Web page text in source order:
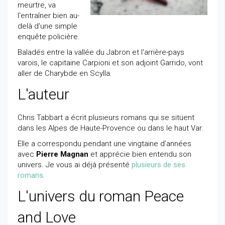
meurtre, va
l'entraîner bien au-
delà d'une simple
enquête policière.
Baladés entre la vallée du Jabron et l'arrière-pays
varois, le capitaine Carpioni et son adjoint Garrido, vont
aller de Charybde en Scylla.
L'auteur
Chris Tabbart a écrit plusieurs romans qui se situent
dans les Alpes de Haute-Provence ou dans le haut Var.
Elle a correspondu pendant une vingtaine d’années
avec Pierre Magnan et apprécie bien entendu son
univers. Je vous ai déjà présenté plusieurs de ses
romans.
L'univers du roman Peace
and Love